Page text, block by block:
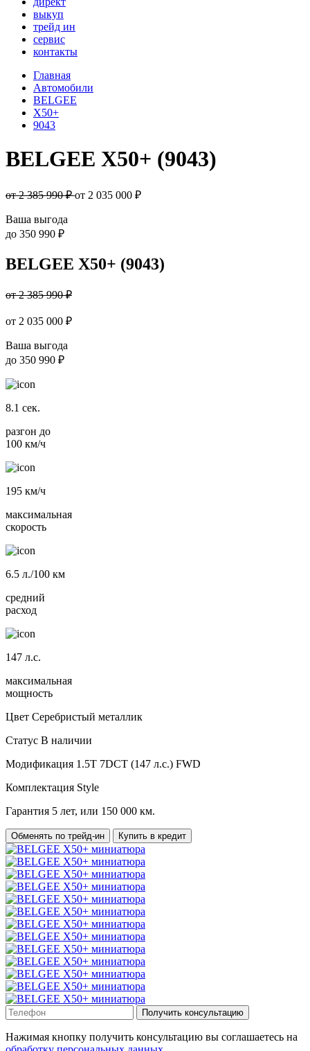
выкуп
трейд ин
сервис
контакты
Главная
Автомобили
BELGEE
X50+
9043
BELGEE X50+ (9043)
от 2 385 990 ₽от 2 035 000 ₽
Ваша выгода
до 350 990 ₽
BELGEE X50+ (9043)
от 2 385 990 ₽
от 2 035 000 ₽
Ваша выгода
до 350 990 ₽
8.1 сек.
разгон до
100 км/ч
195 км/ч
максимальная
скорость
6.5 л./100 км
средний
расход
147 л.с.
максимальная
мощность
Цвет Серебристый металлик
Статус В наличии
Модификация 1.5T 7DCT (147 л.с.) FWD
Комплектация Style
Гарантия 5 лет, или 150 000 км.
Обменять по трейд-ин Купить в кредит
Получить консультацию
Нажимая кнопку получить консультацию вы соглашаетесь на